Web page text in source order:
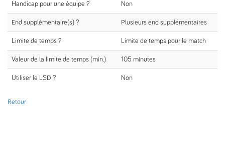
Handicap pour une équipe ? Non
End supplémentaire(s) ? Plusieurs end supplémentaires
Limite de temps ? Limite de temps pour le match
Valeur de la limite de temps (min.) 105 minutes
Utiliser le LSD ? Non
Retour